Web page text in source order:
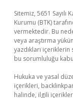
Sitemiz, 5651
Kurumu (BTK)
vermektedir. Bu
veya araştırma
yazdıkları
bu sorumluluğu
Hukuka ve yasal
içerikleri,
halinde, ilgili